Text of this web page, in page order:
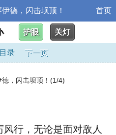
德，闪击坝顶！ 首页
护眼 关灯
目录 下一页
，闪击坝顶！(1/4)
行，无论是面对敌人